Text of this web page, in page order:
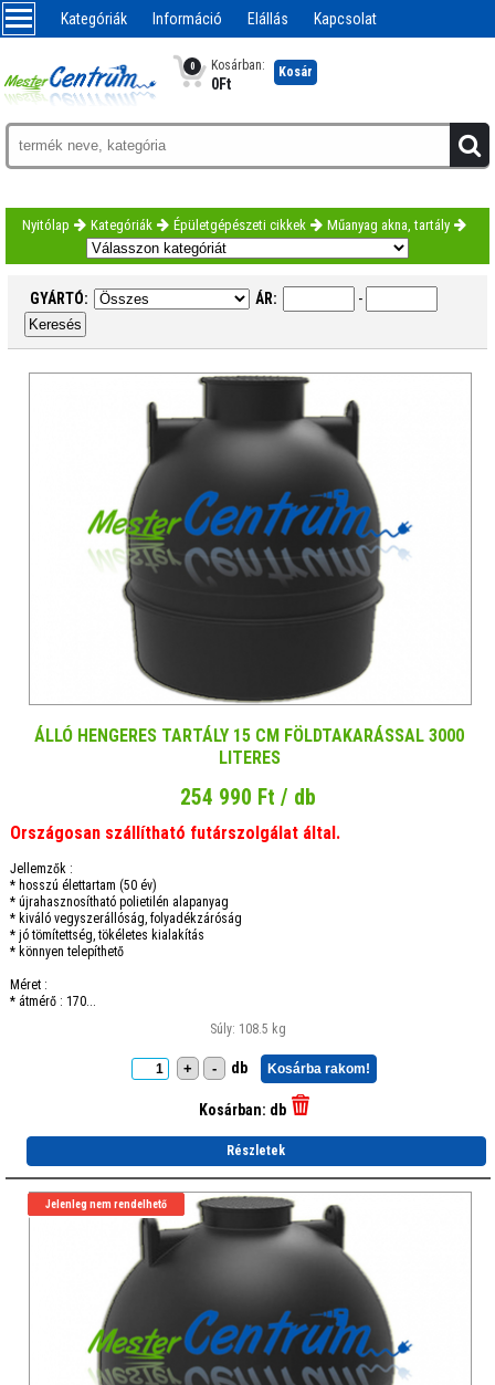
Kategóriák Információ Elállás Kapcsolat
0 Kosárban:
0Ft
Kosár
Nyitólap Kategóriák Épületgépészeti cikkek Műanyag akna, tartály
GYÁRTÓ: ÁR: -
ÁLLÓ HENGERES TARTÁLY 15 CM FÖLDTAKARÁSSAL 3000
LITERES
254 990 Ft / db
Országosan szállítható futárszolgálat által.
Jellemzők :
* hosszú élettartam (50 év)
* újrahasznosítható polietilén alapanyag
* kiváló vegyszerállóság, folyadékzáróság
* jó tömítettség, tökéletes kialakítás
* könnyen telepíthető
Méret :
* átmérő : 170...
Súly: 108.5 kg
+ - db Kosárba rakom!
Kosárban: db
Részletek
Jelenleg nem rendelhető